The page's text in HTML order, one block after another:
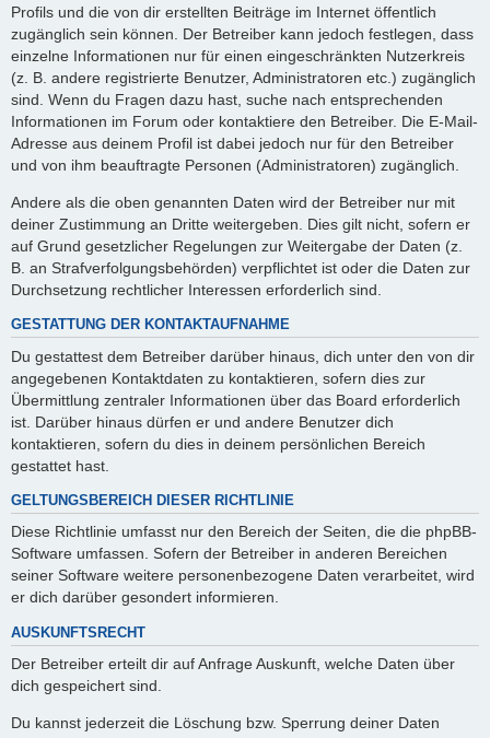
Profils und die von dir erstellten Beiträge im Internet öffentlich
zugänglich sein können. Der Betreiber kann jedoch festlegen, dass
einzelne Informationen nur für einen eingeschränkten Nutzerkreis
(z. B. andere registrierte Benutzer, Administratoren etc.) zugänglich
sind. Wenn du Fragen dazu hast, suche nach entsprechenden
Informationen im Forum oder kontaktiere den Betreiber. Die E-Mail-
Adresse aus deinem Profil ist dabei jedoch nur für den Betreiber
und von ihm beauftragte Personen (Administratoren) zugänglich.
Andere als die oben genannten Daten wird der Betreiber nur mit
deiner Zustimmung an Dritte weitergeben. Dies gilt nicht, sofern er
auf Grund gesetzlicher Regelungen zur Weitergabe der Daten (z.
B. an Strafverfolgungsbehörden) verpflichtet ist oder die Daten zur
Durchsetzung rechtlicher Interessen erforderlich sind.
GESTATTUNG DER KONTAKTAUFNAHME
Du gestattest dem Betreiber darüber hinaus, dich unter den von dir
angegebenen Kontaktdaten zu kontaktieren, sofern dies zur
Übermittlung zentraler Informationen über das Board erforderlich
ist. Darüber hinaus dürfen er und andere Benutzer dich
kontaktieren, sofern du dies in deinem persönlichen Bereich
gestattet hast.
GELTUNGSBEREICH DIESER RICHTLINIE
Diese Richtlinie umfasst nur den Bereich der Seiten, die die phpBB-
Software umfassen. Sofern der Betreiber in anderen Bereichen
seiner Software weitere personenbezogene Daten verarbeitet, wird
er dich darüber gesondert informieren.
AUSKUNFTSRECHT
Der Betreiber erteilt dir auf Anfrage Auskunft, welche Daten über
dich gespeichert sind.
Du kannst jederzeit die Löschung bzw. Sperrung deiner Daten